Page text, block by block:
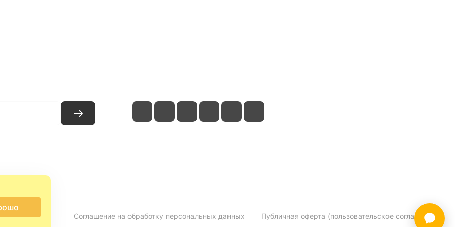
Соглашение на обработку персональных данных Публичная оферта (пользовательское соглашение)